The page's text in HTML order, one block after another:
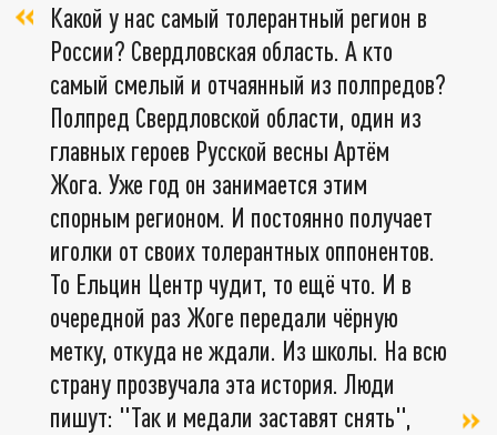
Какой у нас самый толерантный регион в
России? Свердловская область. А кто
самый смелый и отчаянный из полпредов?
Полпред Свердловской области, один из
главных героев Русской весны Артём
Жога. Уже год он занимается этим
спорным регионом. И постоянно получает
иголки от своих толерантных оппонентов.
То Ельцин Центр чудит, то ещё что. И в
очередной раз Жоге передали чёрную
метку, откуда не ждали. Из школы. На всю
страну прозвучала эта история. Люди
пишут: "Так и медали заставят снять",